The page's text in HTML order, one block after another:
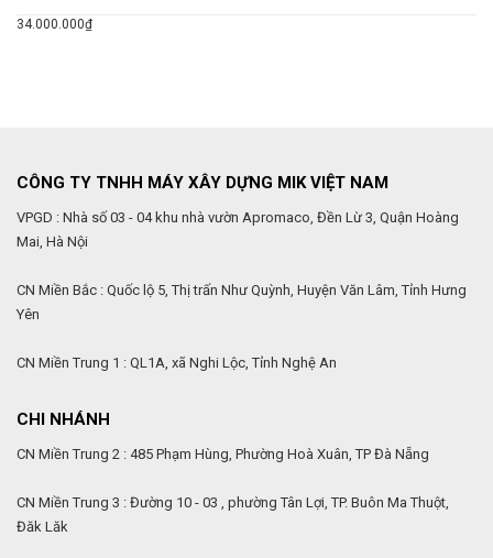
34.000.000₫
CÔNG TY TNHH MÁY XÂY DỰNG MIK VIỆT NAM
VPGD : Nhà số 03 - 04 khu nhà vườn Apromaco, Đền Lừ 3, Quận Hoàng
Mai, Hà Nội
CN Miền Bắc : Quốc lộ 5, Thị trấn Như Quỳnh, Huyện Văn Lâm, Tỉnh Hưng
Yên
CN Miền Trung 1 : QL1A, xã Nghi Lộc, Tỉnh Nghệ An
CHI NHÁNH
CN Miền Trung 2 : 485 Phạm Hùng, Phường Hoà Xuân, TP Đà Nẵng
CN Miền Trung 3 : Đường 10 - 03 , phường Tân Lợi, TP. Buôn Ma Thuột,
Đăk Lăk